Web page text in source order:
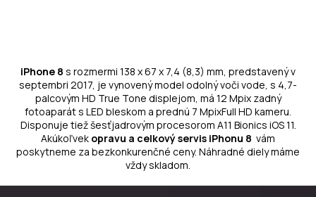
iPhone 8 s rozmermi 138 x 67 x 7,4 (8,3) mm, predstavený v
septembri 2017, je vynovený model odolný voči vode, s 4,7-
palcovým HD True Tone displejom, má 12 Mpix zadný
fotoaparát s LED bleskom a prednú 7 MpixFull HD kameru.
Disponuje tiež šesťjadrovým procesorom A11 Bionics iOS 11.
Akúkoľvek opravu a celkový servis iPhonu 8 vám
poskytneme za bezkonkurenčné ceny. Náhradné diely máme
vždy skladom.